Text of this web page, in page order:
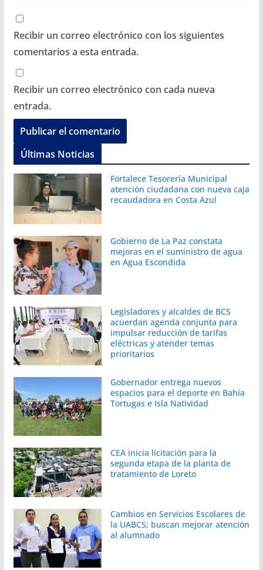
Recibir un correo electrónico con los siguientes
comentarios a esta entrada.
Recibir un correo electrónico con cada nueva
entrada.
Últimas Noticias
Fortalece Tesorería Municipal
atención ciudadana con nueva caja
recaudadora en Costa Azul
Gobierno de La Paz constata
mejoras en el suministro de agua
en Agua Escondida
Legisladores y alcaldes de BCS
acuerdan agenda conjunta para
impulsar reducción de tarifas
eléctricas y atender temas
prioritarios
Gobernador entrega nuevos
espacios para el deporte en Bahía
Tortugas e Isla Natividad
CEA inicia licitación para la
segunda etapa de la planta de
tratamiento de Loreto
Cambios en Servicios Escolares de
la UABCS; buscan mejorar atención
al alumnado